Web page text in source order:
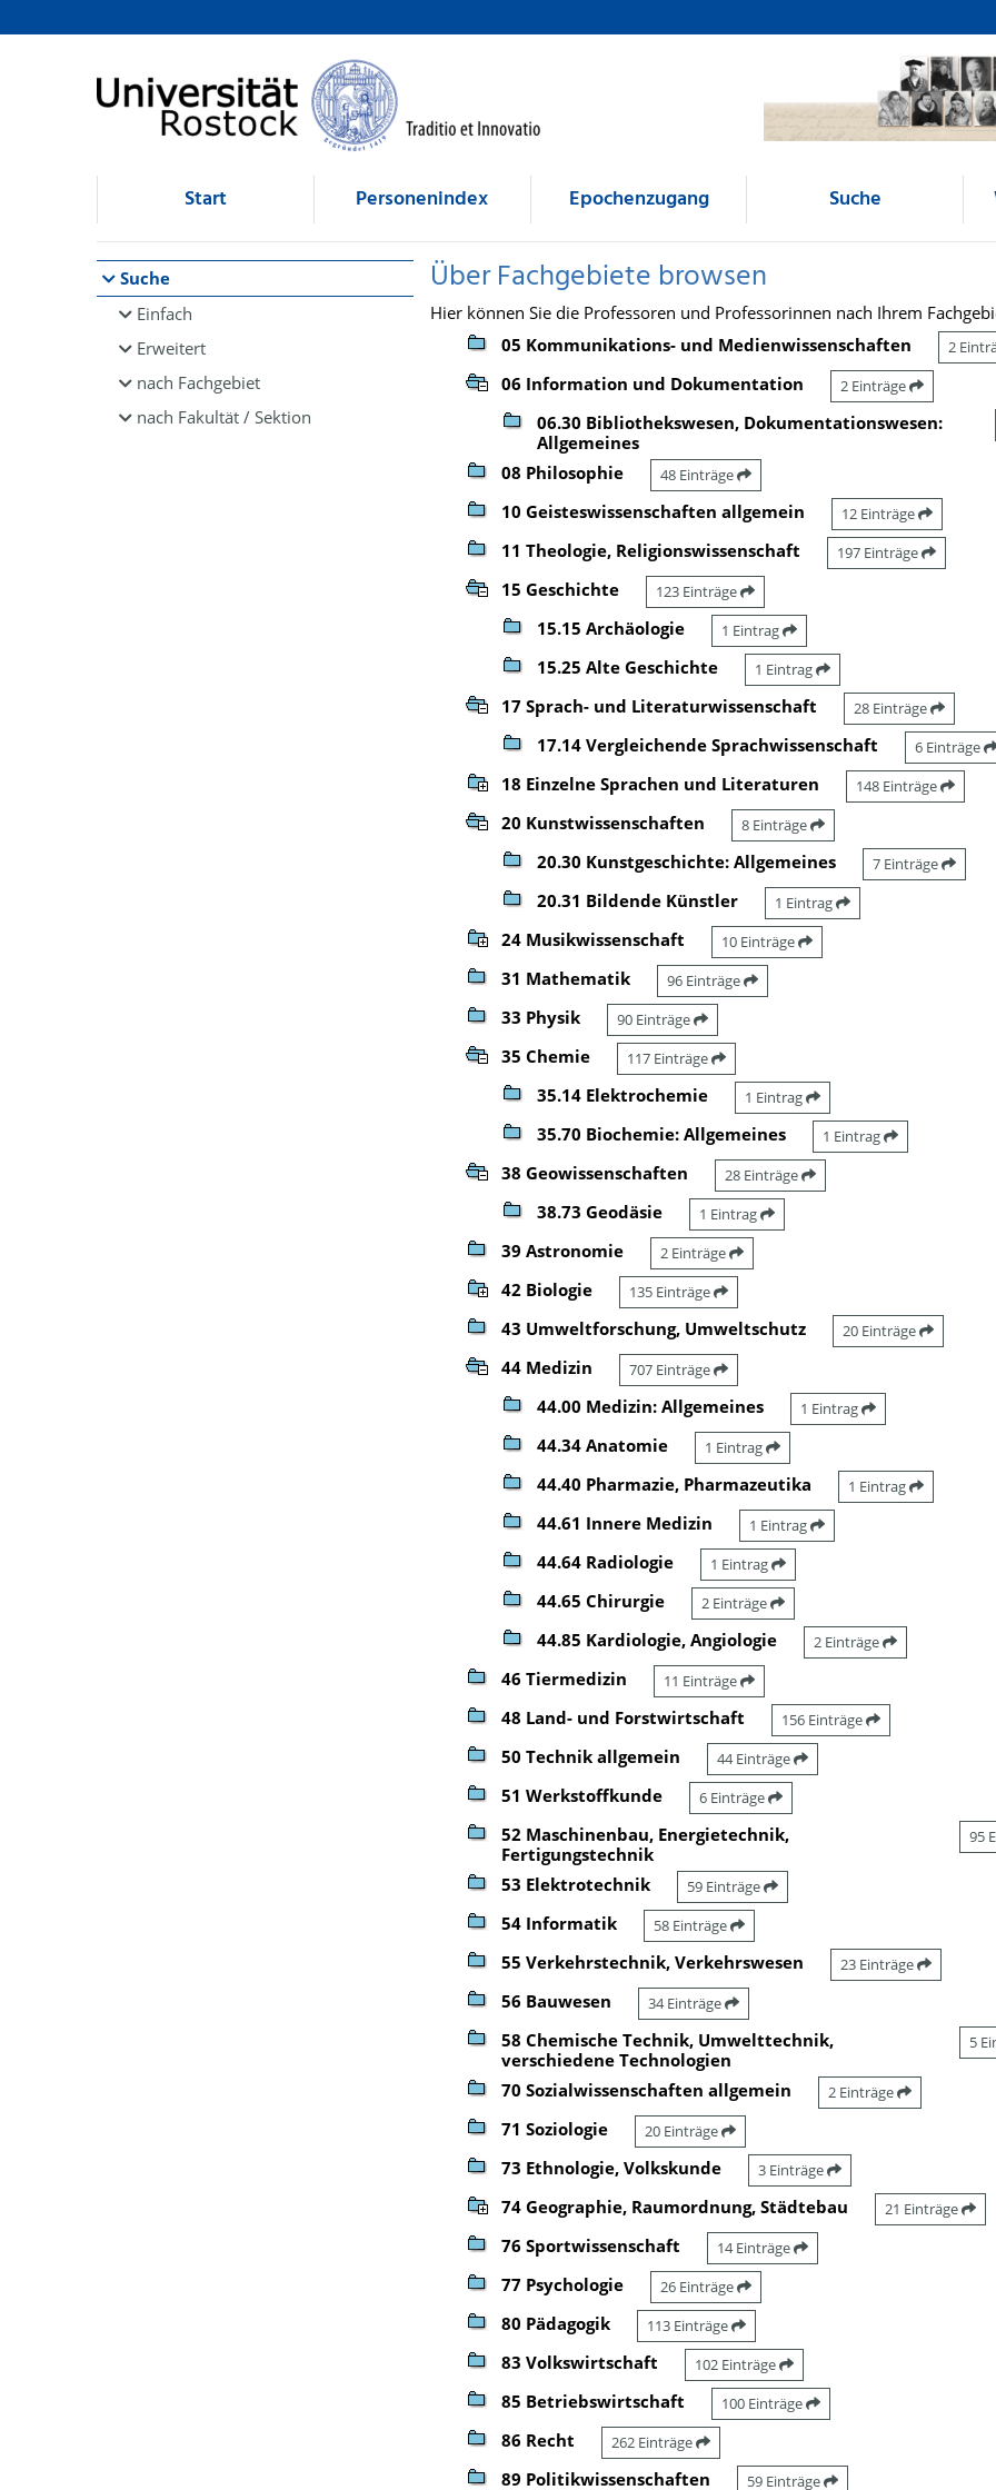
Browsen
direkt zum Inhalt
Start Personenindex Epochenzugang Suche
Suche
Einfach
Erweitert
nach Fachgebiet
nach Fakultät / Sektion
Über Fachgebiete browsen
Hier können Sie die Professoren und Professorinnen nach Ihrem
05 Kommunikations- und Medienwissenschaften
2
06 Information und Dokumentation 2 Einträge
06.30 Bibliothekswesen, Dokumentationswesen:
Allgemeines
08 Philosophie 48 Einträge
10 Geisteswissenschaften allgemein 12 Einträge
11 Theologie, Religionswissenschaft 197 Einträge
15 Geschichte 123 Einträge
15.15 Archäologie 1 Eintrag
15.25 Alte Geschichte 1 Eintrag
17 Sprach- und Literaturwissenschaft 28 Einträge
17.14 Vergleichende Sprachwissenschaft 6 Einträge
18 Einzelne Sprachen und Literaturen 148 Einträge
20 Kunstwissenschaften 8 Einträge
20.30 Kunstgeschichte: Allgemeines 7 Einträge
20.31 Bildende Künstler 1 Eintrag
24 Musikwissenschaft 10 Einträge
31 Mathematik 96 Einträge
33 Physik 90 Einträge
35 Chemie 117 Einträge
35.14 Elektrochemie 1 Eintrag
35.70 Biochemie: Allgemeines 1 Eintrag
38 Geowissenschaften 28 Einträge
38.73 Geodäsie 1 Eintrag
39 Astronomie 2 Einträge
42 Biologie 135 Einträge
43 Umweltforschung, Umweltschutz 20 Einträge
44 Medizin 707 Einträge
44.00 Medizin: Allgemeines 1 Eintrag
44.34 Anatomie 1 Eintrag
44.40 Pharmazie, Pharmazeutika 1 Eintrag
44.61 Innere Medizin 1 Eintrag
44.64 Radiologie 1 Eintrag
44.65 Chirurgie 2 Einträge
44.85 Kardiologie, Angiologie 2 Einträge
46 Tiermedizin 11 Einträge
48 Land- und Forstwirtschaft 156 Einträge
50 Technik allgemein 44 Einträge
51 Werkstoffkunde 6 Einträge
52 Maschinenbau, Energietechnik,
Fertigungstechnik
95
53 Elektrotechnik 59 Einträge
54 Informatik 58 Einträge
55 Verkehrstechnik, Verkehrswesen 23 Einträge
56 Bauwesen 34 Einträge
58 Chemische Technik, Umwelttechnik,
verschiedene Technologien
5
70 Sozialwissenschaften allgemein 2 Einträge
71 Soziologie 20 Einträge
73 Ethnologie, Volkskunde 3 Einträge
74 Geographie, Raumordnung, Städtebau 21 Einträge
76 Sportwissenschaft 14 Einträge
77 Psychologie 26 Einträge
80 Pädagogik 113 Einträge
83 Volkswirtschaft 102 Einträge
85 Betriebswirtschaft 100 Einträge
86 Recht 262 Einträge
89 Politikwissenschaften 59 Einträge